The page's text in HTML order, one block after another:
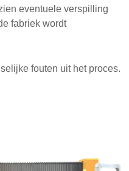
eventuele verspilling
fabriek wordt
fouten uit het proces.